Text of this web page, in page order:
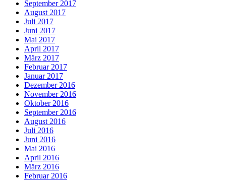
September 2017
August 2017
Juli 2017
Juni 2017
Mai 2017
April 2017
März 2017
Februar 2017
Januar 2017
Dezember 2016
November 2016
Oktober 2016
September 2016
August 2016
Juli 2016
Juni 2016
Mai 2016
April 2016
März 2016
Februar 2016